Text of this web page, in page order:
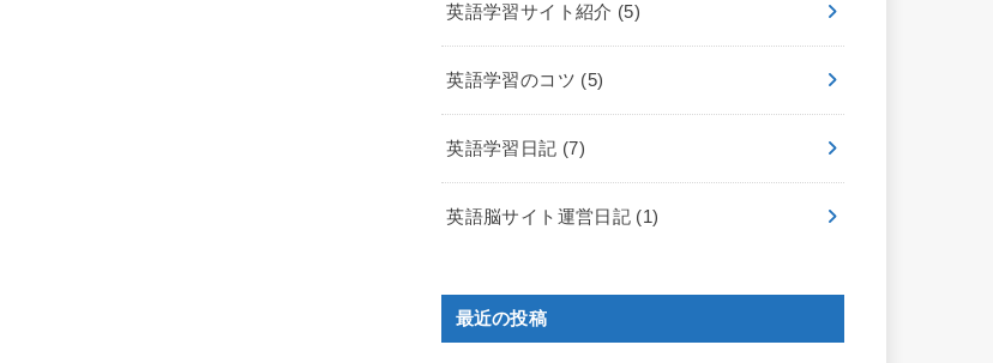
英語学習サイト紹介 (5)
英語学習のコツ (5)
英語学習日記 (7)
英語脳サイト運営日記 (1)
最近の投稿